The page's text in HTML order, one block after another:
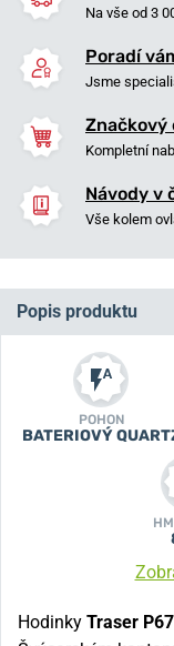
Na vše od 3
Poradí
Jsme
Značkový
Kompletní
Návody v
Vše kolem
Popis produktu
POHON
BATERIOVÝ
Hodinky Traser